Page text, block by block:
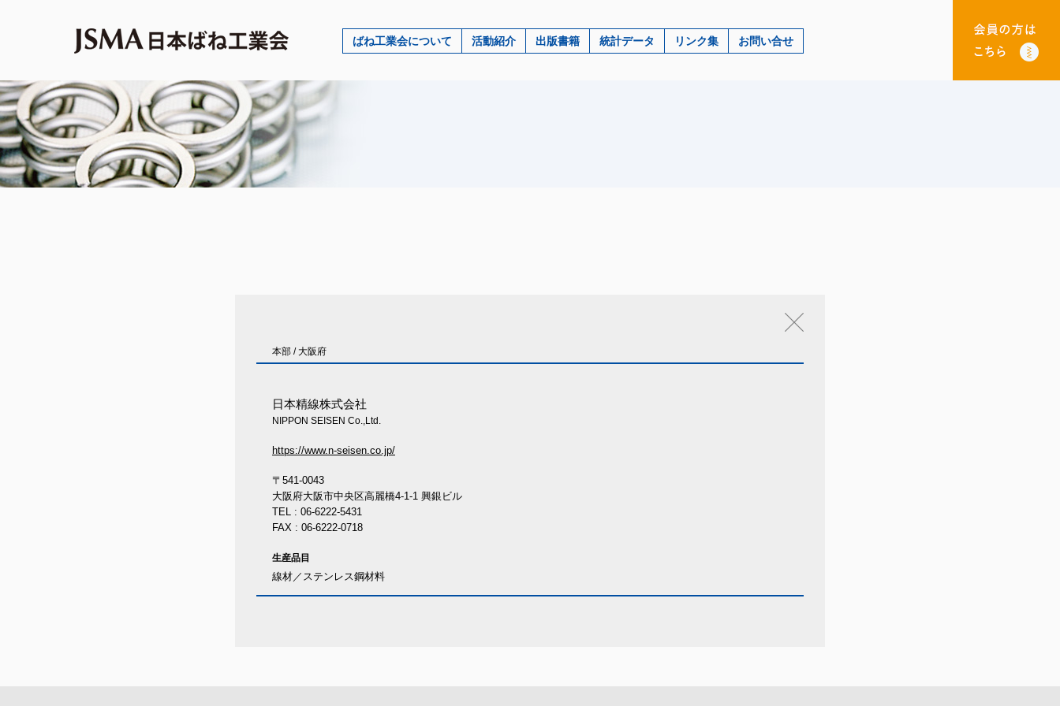
ばね工業会について 活動紹介 出版書籍 統計データ リンク集 お問い合せ
本部 /大阪府
日本精線株式会社
NIPPON SEISEN Co.,Ltd.
https://www.n-seisen.co.jp/
〒541-0043
大阪府大阪市中央区高麗橋4-1-1 興銀ビル
TEL : 06-6222-5431
FAX : 06-6222-0718
生産品目
線材／ステンレス鋼材料